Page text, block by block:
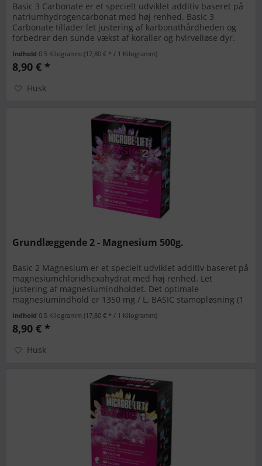
Basic 3 Carbonate er et specielt udviklet additiv baseret på
natriumhydrogencarbonat med høj renhed. Basic 3
Carbonate tillader let justering af karbonathårdheden og
forbedrer den sunde vækst af koraller og hvirvelløse dyr.
Indhold 0.5 Kilogramm(17,80 € * / 1 Kilogramm)
8,90 € *
Husk
Grundlæggende 2 - Magnesium 500g.
Basic 2 Magnesium er et specielt udviklet additiv baseret på
magnesiumchloridhexahydrat med høj renhed. Let
justering af magnesiumindholdet. Det optimale
magnesiumindhold er 1350 mg / L. BASIC stamopløsning (1
Indhold 0.5 Kilogramm(17,80 € * / 1 Kilogramm)
8,90 € *
Husk